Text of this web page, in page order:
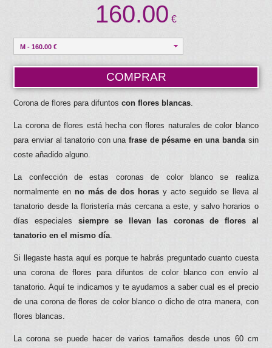
160.00 €
M - 160.00 €
COMPRAR
Corona de flores para difuntoscon flores blancas.
La corona de flores está hecha con flores naturales de color blanco
para enviar al tanatorio con una frase de pésame en una bandasin
coste añadido alguno.
La confección de estas coronas de color blanco se realiza
normalmente enno más de dos horas y acto seguido se lleva al
tanatorio desde la floristería más cercana a este, y salvo horarios o
días especiales siempre se llevan las coronas de flores al
tanatorio en el mismo día.
Si llegaste hasta aquí es porque te habrás preguntado cuanto cuesta
una corona de flores para difuntos de color blanco con envío al
tanatorio. Aquí te indicamos y te ayudamos a saber cual es el precio
de una corona de flores de color blanco o dicho de otra manera, con
flores blancas.
La corona se puede hacer de varios tamaños desde unos 60 cm